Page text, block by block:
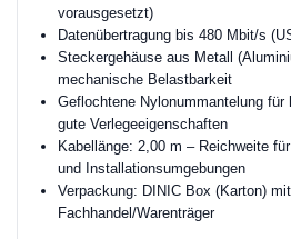
vorausgesetzt)
Datenübertragung bis 480 Mbit/s
Steckergehäuse aus Metall
mechanische Belastbarkeit
Geflochtene Nylonummantelung für
gute Verlegeeigenschaften
Kabellänge: 2,00 m – Reichweite
und Installationsumgebungen
Verpackung: DINIC Box (Karton)
Fachhandel/Warenträger